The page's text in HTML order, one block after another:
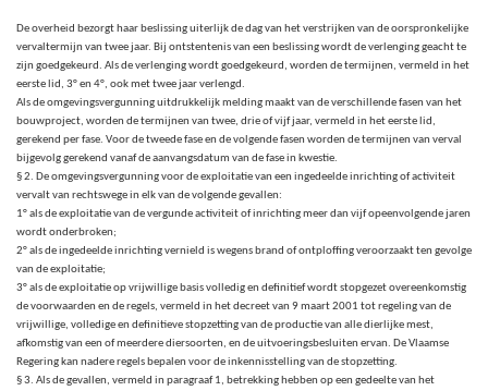
De overheid bezorgt haar beslissing uiterlijk de dag van het verstrijken van de oorspronkelijke
vervaltermijn van twee jaar. Bij ontstentenis van een beslissing wordt de verlenging geacht te
zijn goedgekeurd. Als de verlenging wordt goedgekeurd, worden de termijnen, vermeld in het
eerste lid, 3° en 4°, ook met twee jaar verlengd.
Als de omgevingsvergunning uitdrukkelijk melding maakt van de verschillende fasen van het
bouwproject, worden de termijnen van twee, drie of vijf jaar, vermeld in het eerste lid,
gerekend per fase. Voor de tweede fase en de volgende fasen worden de termijnen van verval
bijgevolg gerekend vanaf de aanvangsdatum van de fase in kwestie.
§ 2. De omgevingsvergunning voor de exploitatie van een ingedeelde inrichting of activiteit
vervalt van rechtswege in elk van de volgende gevallen:
1° als de exploitatie van de vergunde activiteit of inrichting meer dan vijf opeenvolgende jaren
wordt onderbroken;
2° als de ingedeelde inrichting vernield is wegens brand of ontploffing veroorzaakt ten gevolge
van de exploitatie;
3° als de exploitatie op vrijwillige basis volledig en definitief wordt stopgezet overeenkomstig
de voorwaarden en de regels, vermeld in het decreet van 9 maart 2001 tot regeling van de
vrijwillige, volledige en definitieve stopzetting van de productie van alle dierlijke mest,
afkomstig van een of meerdere diersoorten, en de uitvoeringsbesluiten ervan. De Vlaamse
Regering kan nadere regels bepalen voor de inkennisstelling van de stopzetting.
§ 3. Als de gevallen, vermeld in paragraaf 1, betrekking hebben op een gedeelte van het